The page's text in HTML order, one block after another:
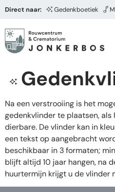
Direct naar: Gedenkboetiek
Na een verstrooiing is het
gedenkvlinder te plaatsen, als
dierbare. De vlinder kan in
een tekst op aangebracht
beschikbaar in 3 formaten;
blijft altijd 10 jaar hangen, na
huurtermijn krijgt u de vlinder